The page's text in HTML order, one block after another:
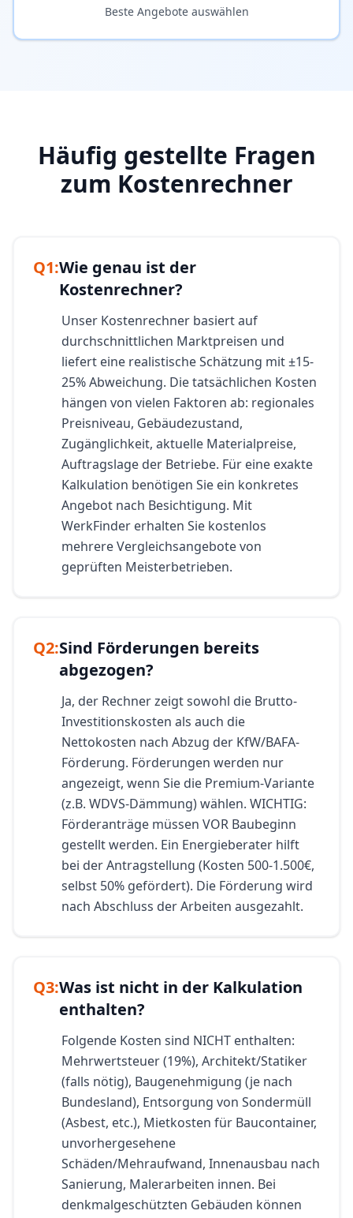
Beste Angebote auswählen
Häufig gestellte Fragen
zum Kostenrechner
Q1:Wie genau ist der
Kostenrechner?
Unser Kostenrechner basiert auf
durchschnittlichen Marktpreisen und
liefert eine realistische Schätzung mit ±15-
25% Abweichung. Die tatsächlichen Kosten
hängen von vielen Faktoren ab: regionales
Preisniveau, Gebäudezustand,
Zugänglichkeit, aktuelle Materialpreise,
Auftragslage der Betriebe. Für eine exakte
Kalkulation benötigen Sie ein konkretes
Angebot nach Besichtigung. Mit
WerkFinder erhalten Sie kostenlos
mehrere Vergleichsangebote von
geprüften Meisterbetrieben.
Q2:Sind Förderungen bereits
abgezogen?
Ja, der Rechner zeigt sowohl die Brutto-
Investitionskosten als auch die
Nettokosten nach Abzug der KfW/BAFA-
Förderung. Förderungen werden nur
angezeigt, wenn Sie die Premium-Variante
(z.B. WDVS-Dämmung) wählen. WICHTIG:
Förderanträge müssen VOR Baubeginn
gestellt werden. Ein Energieberater hilft
bei der Antragstellung (Kosten 500-1.500€,
selbst 50% gefördert). Die Förderung wird
nach Abschluss der Arbeiten ausgezahlt.
Q3:Was ist nicht in der Kalkulation
enthalten?
Folgende Kosten sind NICHT enthalten:
Mehrwertsteuer (19%), Architekt/Statiker
(falls nötig), Baugenehmigung (je nach
Bundesland), Entsorgung von Sondermüll
(Asbest, etc.), Mietkosten für Baucontainer,
unvorhergesehene
Schäden/Mehraufwand, Innenausbau nach
Sanierung, Malerarbeiten innen. Bei
denkmalgeschützten Gebäuden können